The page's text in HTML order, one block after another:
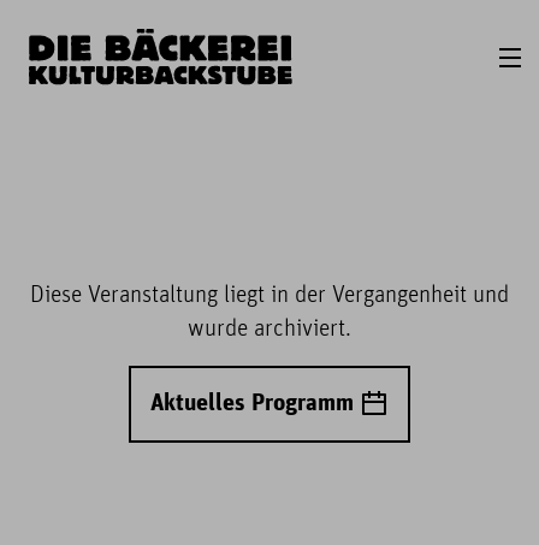
Diese Veranstaltung liegt in der Vergangenheit und
wurde archiviert.
Aktuelles Programm